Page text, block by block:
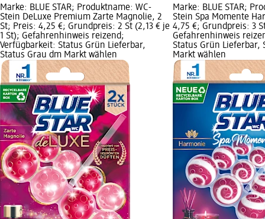
Marke: BLUE STAR; Produktname: WC-
Stein DeLuxe Premium Zarte Magnolie, 2
St; Preis: 4,25 €; Grundpreis: 2 St (2,13 € je
1 St); Gefahrenhinweis reizend;
Verfügbarkeit: Status Grün Lieferbar,
Status Grau dm Markt wählen
Marke: BLUE STAR;
Stein Spa Momente
4,75 €; Grundpreis: 3
Gefahrenhinweis
Status Grün Lieferbar,
Markt wählen